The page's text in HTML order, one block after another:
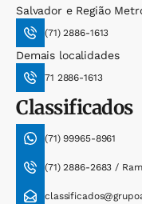
Salvador e Região
(71) 2886-1613
Demais localidades
71 2886-1613
Classificados
(71) 99965-8961
(71) 2886-2683 /